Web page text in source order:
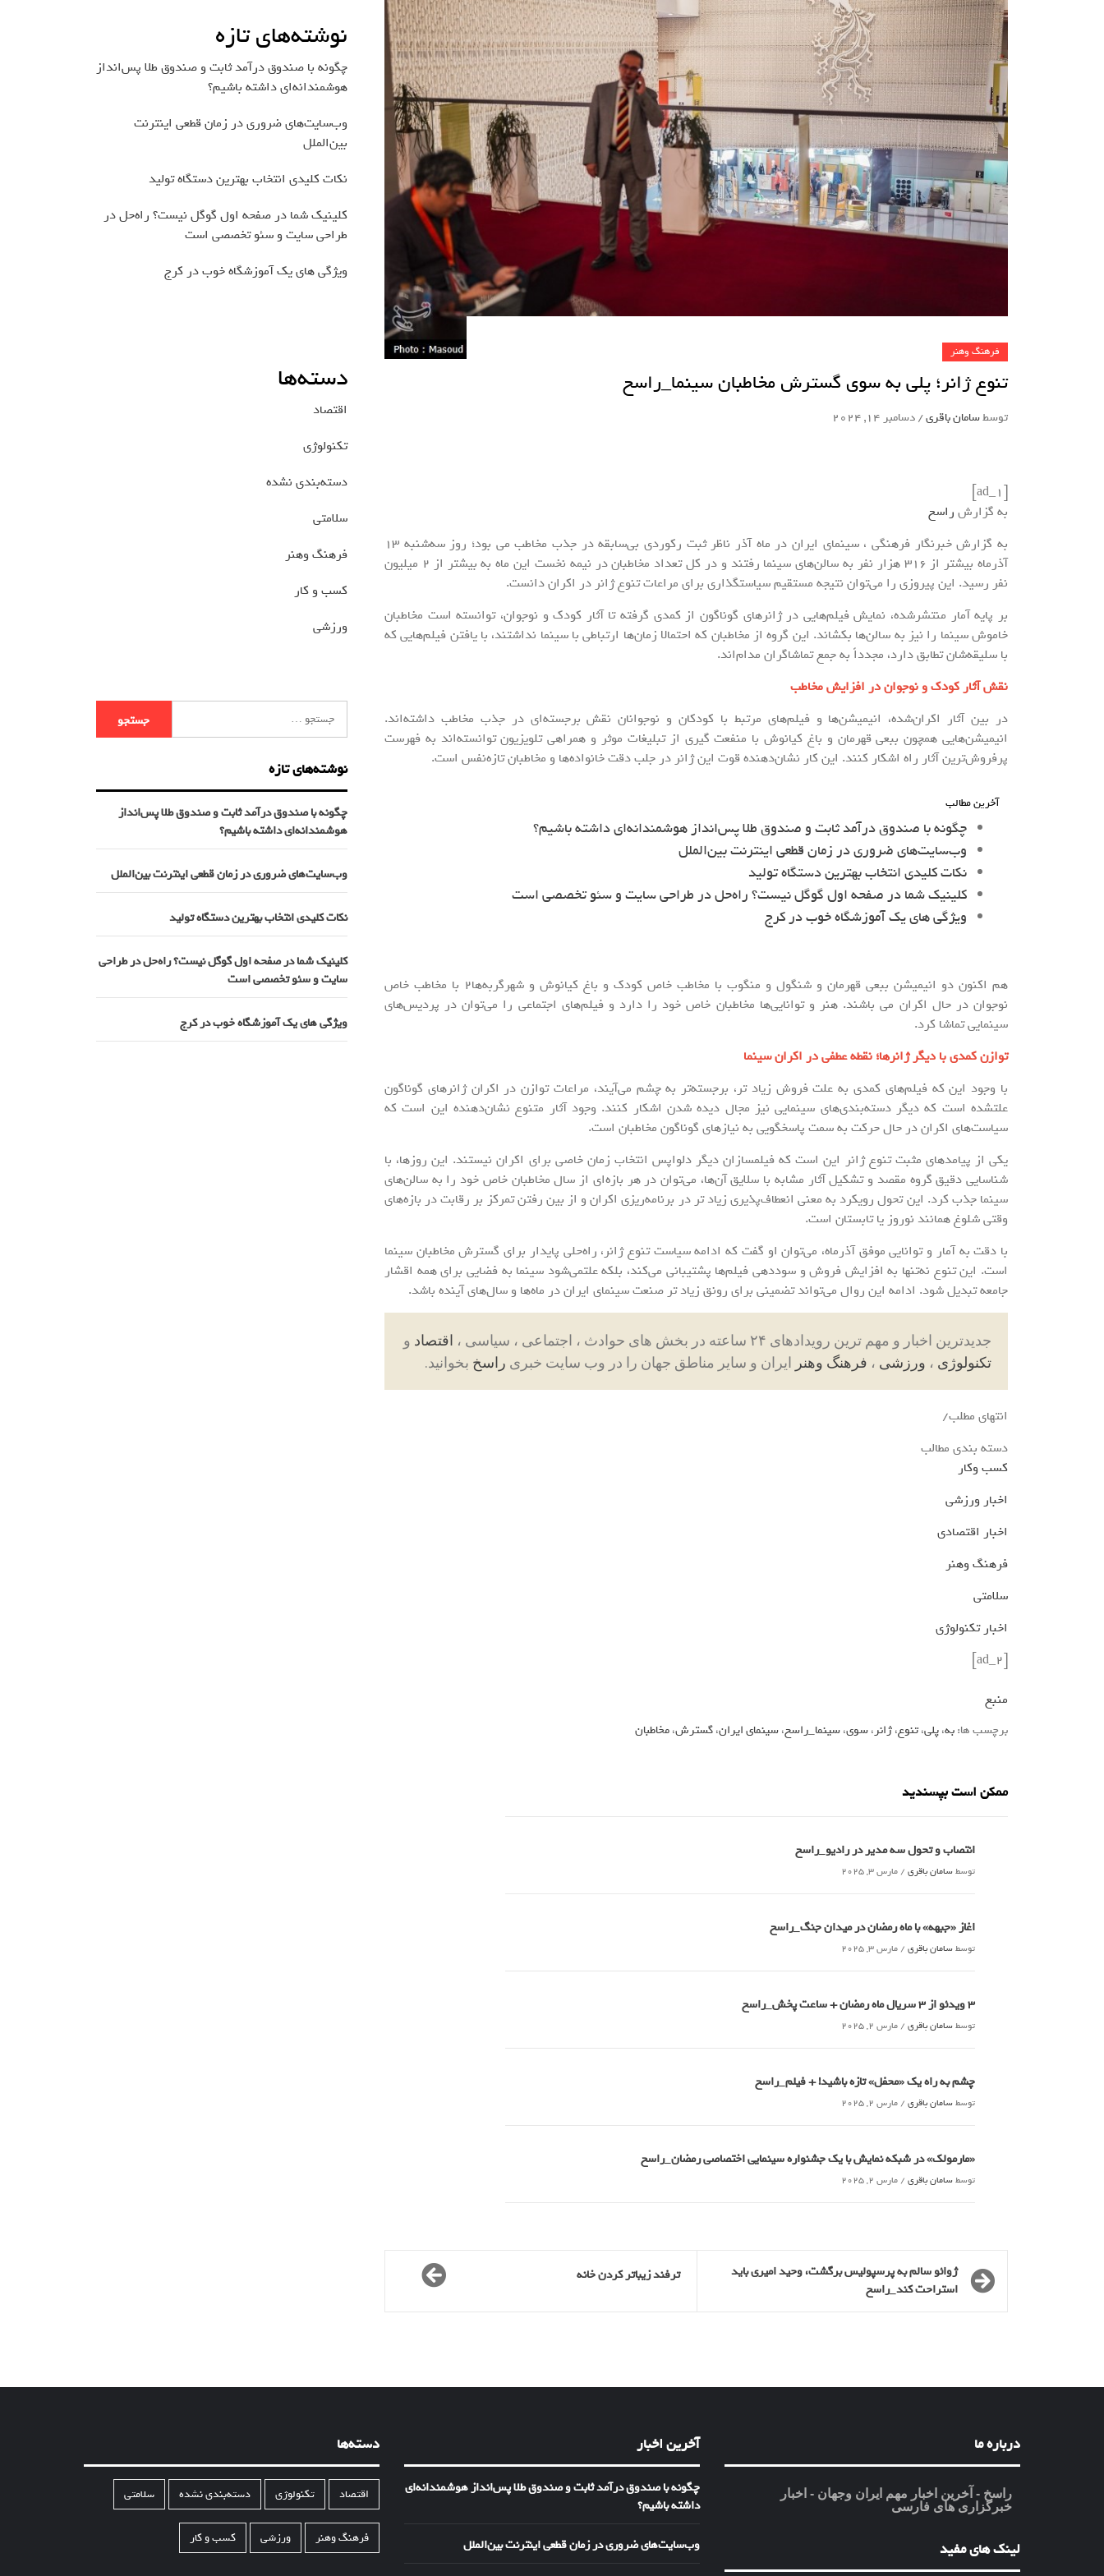
فرهنگ وهنر
تنوع ژانر؛ پلی به سوی گسترش مخاطبان سینما_راسخ
توسطسامان باقری/دسامبر 14, 2024
به گزارش راسخ
به گزارش خبرنگار فرهنگی ، سینمای ایران در ماه آذر ناظر ثبت رکوردی بی‌سابقه در جذب مخاطب می بود؛ روز سه‌شنبه 13
آذرماه بیشتر از 316 هزار نفر به سالن‌های سینما رفتند و در کل تعداد مخاطبان در نیمه نخست این ماه به بیشتر از 2 میلیون
نفر رسید. این پیروزی را می‌توان نتیجه مستقیم سیاستگذاری برای مراعات تنوع ژانر در اکران دانست.
بر پایه آمار منتشرشده، نمایش فیلم‌هایی در ژانرهای گوناگون از کمدی گرفته تا آثار کودک و نوجوان، توانسته است مخاطبان
خاموش سینما را نیز به سالن‌ها بکشاند. این گروه از مخاطبان که احتمالا زمان‌ها ارتباطی با سینما نداشتند، با یافتن فیلم‌هایی که
با سلیقه‌شان تطابق دارد، مجدداً به جمع تماشاگران مدام‌اند.
نقش آثار کودک و نوجوان در افزایش مخاطب
در بین آثار اکران‌شده، انیمیشن‌ها و فیلم‌های مرتبط با کودکان و نوجوانان نقش برجسته‌ای در جذب مخاطب داشته‌اند.
انیمیشن‌هایی همچون ببعی قهرمان و باغ کیانوش با منفعت گیری از تبلیغات موثر و همراهی تلویزیون توانسته‌اند به فهرست
پرفروش‌ترین آثار راه اشکار کنند. این کار نشان‌دهنده قوت این ژانر در جلب دقت خانواده‌ها و مخاطبان تازه‌نفس است.
آخرین مطالب
چگونه با صندوق درآمد ثابت و صندوق طلا پس‌انداز هوشمندانه‌ای داشته باشیم؟
وب‌سایت‌های ضروری در زمان قطعی اینترنت بین‌الملل
نکات کلیدی انتخاب بهترین دستگاه تولید
کلینیک شما در صفحه اول گوگل نیست؟ راه‌حل در طراحی سایت و سئو تخصصی است
ویژگی های یک آموزشگاه خوب در کرج
هم اکنون دو انیمیشن ببعی قهرمان و شنگول و منگوب با مخاطب خاص کودک و باغ کیانوش و شهرگربه‌ها2 با مخاطب خاص
نوجوان در حال اکران می باشند. هنر و توانایی‌ها مخاطبان خاص خود را دارد و فیلم‌های اجتماعی را می‌توان در پردیس‌های
سینمایی تماشا کرد.
توازن کمدی با دیگر ژانرها؛ نقطه عطفی در اکران سینما
با وجود این که فیلم‌های کمدی به علت فروش زیاد تر، برجسته‌تر به چشم می‌آیند، مراعات توازن در اکران ژانرهای گوناگون
علتشده است که دیگر دسته‌بندی‌های سینمایی نیز مجال دیده شدن اشکار کنند. وجود آثار متنوع نشان‌دهنده این است که
سیاست‌های اکران در حال حرکت به سمت پاسخگویی به نیازهای گوناگون مخاطبان است.
یکی از پیامدهای مثبت تنوع ژانر این است که فیلمسازان دیگر دلواپس انتخاب زمان خاصی برای اکران نیستند. این روزها، با
شناسایی دقیق گروه مقصد و تشکیل آثار مشابه با سلایق آن‌ها، می‌توان در هر بازه‌ای از سال مخاطبان خاص خود را به سالن‌های
سینما جذب کرد. این تحول رویکرد به معنی انعطاف‌پذیری زیاد تر در برنامه‌ریزی اکران و از بین رفتن تمرکز بر رقابت در بازه‌های
وقتی شلوغ همانند نوروز یا تابستان است.
با دقت به آمار و توانایی موفق آذرماه، می‌توان او گفت که ادامه سیاست تنوع ژانر، راه‌حلی پایدار برای گسترش مخاطبان سینما
است. این تنوع نه‌تنها به افزایش فروش و سوددهی فیلم‌ها پشتیبانی می‌کند، بلکه علتمی‌شود سینما به فضایی برای همه اقشار
جامعه تبدیل شود. ادامه این روال می‌تواند تضمینی برای رونق زیاد تر صنعت سینمای ایران در ماه‌ها و سال‌های آینده باشد.
جدیدترین اخبار و مهم ترین رویدادهای ۲۴ ساعته در بخش های حوادث ، اجتماعی ، سیاسی ، اقتصاد و
تکنولوژی ، ورزشی ، فرهنگ وهنر ایران و سایر مناطق جهان را در وب سایت خبری راسخ بخوانید.
انتهای مطلب/
دسته بندی مطالب
کسب وکار
اخبار ورزشی
اخبار اقتصادی
فرهنگ وهنر
سلامتی
اخبار تکنولوژی
منبع
برچسب ها:به،پلی،تنوع،ژانر،سوی،سینما_راسخ،سینمای ایران،گسترش،مخاطبان
ممکن است بپسندید
انتصاب و تحول سه مدیر در رادیو_راسخ
توسطسامان باقری / مارس 3, 2025
اغاز «جبهه» با ماه رمضان در میدان جنگ_راسخ
توسطسامان باقری / مارس 3, 2025
3 ویدئو از 3 سریال ماه رمضان + ساعت پخش_راسخ
توسطسامان باقری / مارس 2, 2025
چشم به راه یک «محفل» تازه باشید! + فیلم_راسخ
توسطسامان باقری / مارس 2, 2025
«مارمولک» در شبکه نمایش با یک جشنواره سینمایی اختصاصی رمضان_راسخ
توسطسامان باقری / مارس 2, 2025
ژوائو سالم به پرسپولیس برگشت، وحید امیری باید
استراحت کند_راسخ
ترفند زیباتر کردن خانه
نوشته‌های تازه
چگونه با صندوق درآمد ثابت و صندوق طلا پس‌انداز
هوشمندانه‌ای داشته باشیم؟
وب‌سایت‌های ضروری در زمان قطعی اینترنت
بین‌الملل
نکات کلیدی انتخاب بهترین دستگاه تولید
کلینیک شما در صفحه اول گوگل نیست؟ راه‌حل در
طراحی سایت و سئو تخصصی است
ویژگی های یک آموزشگاه خوب در کرج
دسته‌ها
اقتصاد
تکنولوژی
دسته‌بندی نشده
سلامتی
فرهنگ وهنر
کسب و کار
ورزشی
نوشته‌های تازه
چگونه با صندوق درآمد ثابت و صندوق طلا پس‌انداز
هوشمندانه‌ای داشته باشیم؟
وب‌سایت‌های ضروری در زمان قطعی اینترنت بین‌الملل
نکات کلیدی انتخاب بهترین دستگاه تولید
کلینیک شما در صفحه اول گوگل نیست؟ راه‌حل در طراحی
سایت و سئو تخصصی است
ویژگی های یک آموزشگاه خوب در کرج
درباره ما
راسخ - آخرین اخبار مهم ایران وجهان - اخبار
خبرگزاری های فارسی
لینک های مفید
آخرین اخبار
چگونه با صندوق درآمد ثابت و صندوق طلا پس‌انداز هوشمندانه‌ای
داشته باشیم؟
وب‌سایت‌های ضروری در زمان قطعی اینترنت بین‌الملل
دسته‌ها
اقتصاد تکنولوژی دسته‌بندی نشده سلامتی
فرهنگ وهنر ورزشی کسب و کار